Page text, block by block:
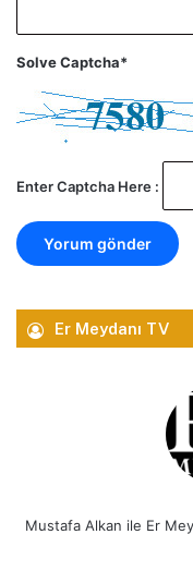
Solve Captcha*
Enter Captcha Here :
Er Meydanı TV
Mustafa Alkan ile Er